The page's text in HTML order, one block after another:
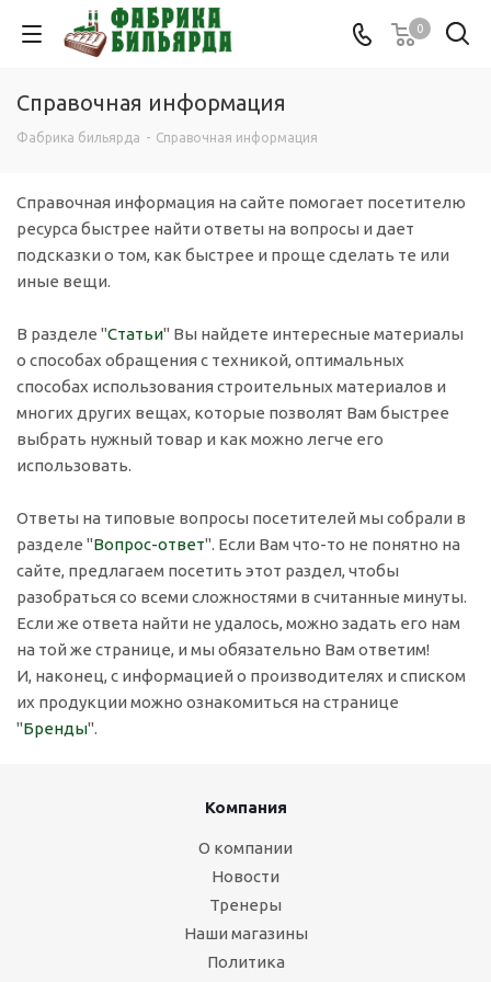
0
Справочная информация
Фабрика бильярда - Справочная информация
Справочная информация на сайте помогает посетителю
ресурса быстрее найти ответы на вопросы и дает
подсказки о том, как быстрее и проще сделать те или
иные вещи.
В разделе "Статьи" Вы найдете интересные материалы
о способах обращения с техникой, оптимальных
способах использования строительных материалов и
многих других вещах, которые позволят Вам быстрее
выбрать нужный товар и как можно легче его
использовать.
Ответы на типовые вопросы посетителей мы собрали в
разделе "Вопрос-ответ". Если Вам что-то не понятно на
сайте, предлагаем посетить этот раздел, чтобы
разобраться со всеми сложностями в считанные минуты.
Если же ответа найти не удалось, можно задать его нам
на той же странице, и мы обязательно Вам ответим!
И, наконец, с информацией о производителях и списком
их продукции можно ознакомиться на странице
"Бренды".
Компания
О компании
Новости
Тренеры
Наши магазины
Политика